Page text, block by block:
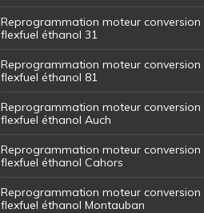
Reprogrammation moteur conversion
flexfuel éthanol 31
Reprogrammation moteur conversion
flexfuel éthanol 81
Reprogrammation moteur conversion
flexfuel éthanol Auch
Reprogrammation moteur conversion
flexfuel éthanol Cahors
Reprogrammation moteur conversion
flexfuel éthanol Montauban